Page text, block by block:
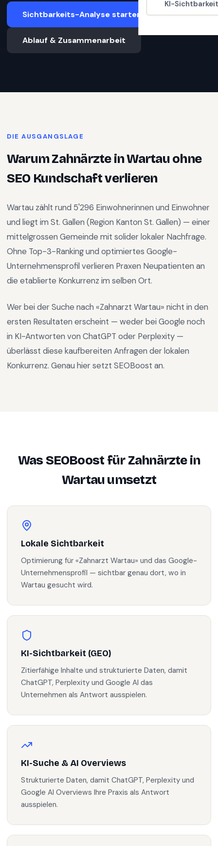
KI-
Sichtbarkeits-Analyse starten
Ablauf & Zusammenarbeit
DIE AUSGANGSLAGE
WarumZahnärzteinWartauohne
SEO Kundschaft verlieren
Wartau zählt rund 5'296 Einwohnerinnen und Einwohner
und liegt im St. Gallen (Region Kanton St. Gallen) — einer
mittelgrossen Gemeinde mit solider lokaler Nachfrage.
Ohne Top-3-Ranking und optimiertes Google-
Unternehmensprofil verlieren Praxen Neupatienten an
die etablierte Konkurrenz im selben Ort.
Wer bei der Suche nach «Zahnarzt Wartau» nicht in den
ersten Resultaten erscheint — weder bei Google noch
in KI-Antworten von ChatGPT oder Perplexity —
überlässt diese kaufbereiten Anfragen der lokalen
Konkurrenz. Genau hier setzt SEOBoost an.
Was SEOBoost fürZahnärztein
Wartauumsetzt
Lokale Sichtbarkeit
Optimierung für «Zahnarzt Wartau» und das Google-
Unternehmensprofil — sichtbar genau dort, wo in
Wartau gesucht wird.
KI-Sichtbarkeit (GEO)
Zitierfähige Inhalte und strukturierte Daten, damit
ChatGPT, Perplexity und Google AI das
Unternehmen als Antwort ausspielen.
KI-Suche & AI Overviews
Strukturierte Daten, damit ChatGPT, Perplexity und
Google AI Overviews Ihre Praxis als Antwort
ausspielen.